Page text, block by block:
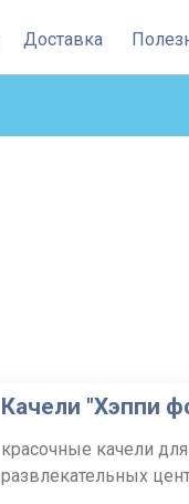
Доставка
Качели "Хэппи
красочные качели
развлекательных